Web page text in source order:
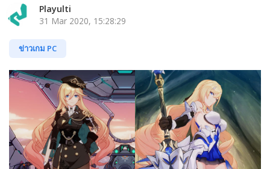
Playulti
31 Mar 2020, 15:28:29
ข่าวเกม PC